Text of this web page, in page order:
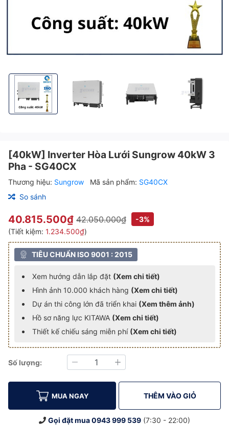
[40kW] Inverter Hòa Lưới Sungrow 40kW 3 Pha - SG40CX
[40kW] Inverter Hòa Lưới Sungrow 40kW 3 Pha
[40kW] Inverter Hòa Lưới
[40kW] Inverter
[40kW] Inverter Hòa Lưới Sungrow 40kW 3
Pha - SG40CX
Thương hiệu: Sungrow Mã sản phẩm: SG40CX
So sánh
40.815.500₫ 42.050.000₫
-3%
(Tiết kiệm: 1.234.500₫)
TIÊU CHUẨN ISO 9001 : 2015
Xem hướng dẫn lắp đặt (Xem chi tiết)
Hình ảnh 10.000 khách hàng (Xem chi tiết)
Dự án thi công lớn đã triển khai (Xem thêm ảnh)
Hồ sơ năng lực KITAWA (Xem chi tiết)
Thiết kế chiếu sáng miễn phí (Xem chi tiết)
Số lượng:
Giảm Tăng
MUA NGAY THÊM VÀO GIỎ
Gọi đặt mua0943 999 539 (7:30 - 22:00)